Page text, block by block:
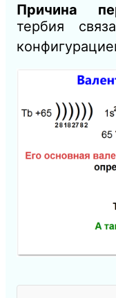
Причина
тербия